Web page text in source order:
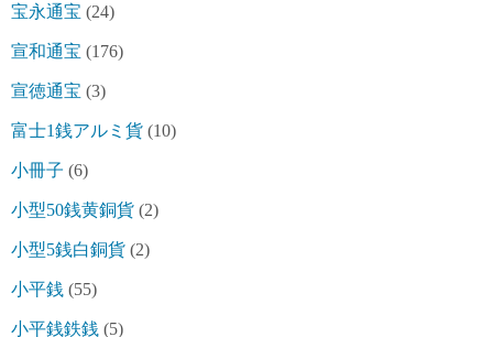
宝永通宝 (24)
宣和通宝 (176)
宣徳通宝 (3)
富士1銭アルミ貨 (10)
小冊子 (6)
小型50銭黄銅貨 (2)
小型5銭白銅貨 (2)
小平銭 (55)
小平銭鉄銭 (5)